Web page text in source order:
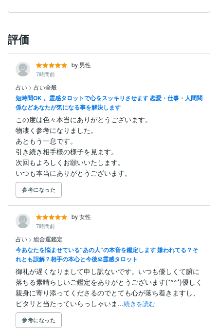
評価
by 男性
7時間前
占い > 占い全般
短時間OK 。霊感タロットで心をスッキリさせます 恋愛・仕事・人間関
係などあなたが気になる事を解決します
この度は色々本当にありがとうございます。
物凄く参考になりました。
あともう一息です。
引き続き相手様の様子を見ます。
次回もよろしくお願いいたします。
いつも本当にありがとうございます。
参考になった
by 女性
7時間前
占い > 総合運鑑定
今あなたを悩ませている“あの人”の本音を鑑定します 嫌われてる？そ
れとも誤解？相手の本心と今後⚖️霊感タロット
御礼が遅くなりまして申し訳ないです。いつも優しくて腑に
落ちる素晴らしいご鑑定をありがとうございます(*^^*)優しく
親身に寄り添ってくださるのでとても心が落ち着きますし、
ピタリと当たっていらっしゃいま...続きを読む
参考になった